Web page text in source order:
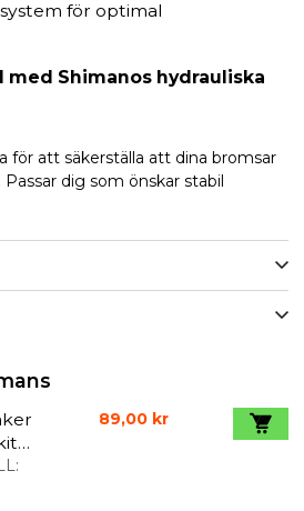
för optimal
med Shimanos hydrauliska
för att säkerställa att dina bromsar
dig som önskar stabil
89,00 kr